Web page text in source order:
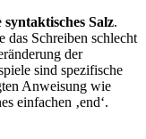
syntaktisches Salz.
das Schreiben schlecht
der
sind spezifische
Anweisung wie
einfachen ‚end‘.